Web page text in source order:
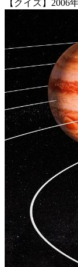
【クイズ】